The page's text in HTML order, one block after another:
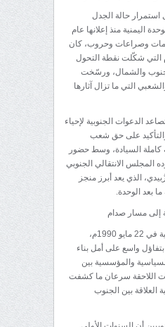
حالة الجدل
اليمنية منذ إعلانها عام
أزمات وصراعات وحروب، كان
حرب صيف 1994م التي شكّلت نقطة التحول
والشمال، ورسّخت
التي ما تزال آثارها
الدعوات الجنوبية لإحياء
والتأكيد على حق شعب
كاملة السيادة، وسط حضور
الانتقالي الجنوبي
الذي يعد أبرز منجز
بعد الوحدة.
إلى مسار صدام
عندما أُعلنت الوحدة اليمنية في 22 مايو 1990م،
بتفاؤل واسع على أمل بناء
والمؤسسية بين
اللاحقة سرعان ما كشفت
العلاقة بين الجنوب